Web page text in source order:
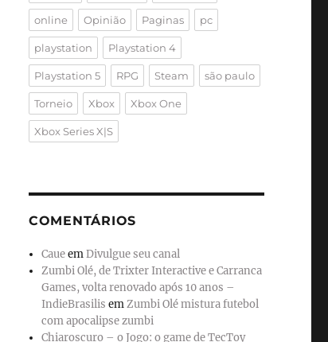
online Opinião Paginas pc
playstation Playstation 4
Playstation 5 RPG Steam são paulo
Torneio Xbox Xbox One
Xbox Series X|S
COMENTÁRIOS
CaueemDivulgue seu canal
Zumbi Olé, de Trixter Interactive e Carranca
Games, volta renovado após 10 anos –
IndieBrasilis emZumbi Olé mistura futebol
com apocalipse zumbi
Chiaroscuro – o Jogo: o game de TecToy